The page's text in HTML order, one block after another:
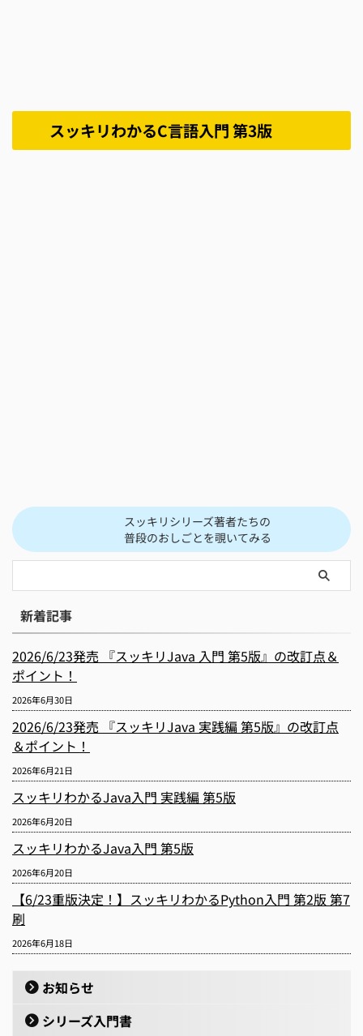
スッキリわかるC言語入門 第3版
スッキリシリーズ著者たちの
普段のおしごとを覗いてみる
新着記事
2026/6/23発売 『スッキリJava 入門 第5版』の改訂点＆
ポイント！
2026年6月30日
2026/6/23発売 『スッキリJava 実践編 第5版』の改訂点
＆ポイント！
2026年6月21日
スッキリわかるJava入門 実践編 第5版
2026年6月20日
スッキリわかるJava入門 第5版
2026年6月20日
【6/23重版決定！】スッキリわかるPython入門 第2版 第7
刷
2026年6月18日
お知らせ
シリーズ入門書